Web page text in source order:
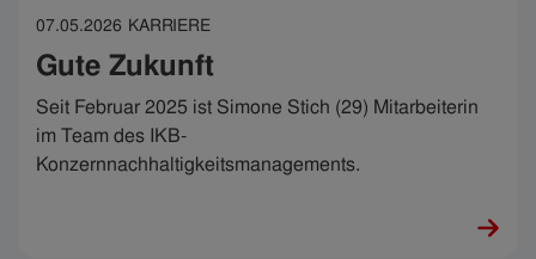
07.05.2026 KARRIERE
Gute Zukunft
Seit Februar 2025 ist Simone Stich (29) Mitarbeiterin
im Team des IKB-
Konzernnachhaltigkeitsmanagements.